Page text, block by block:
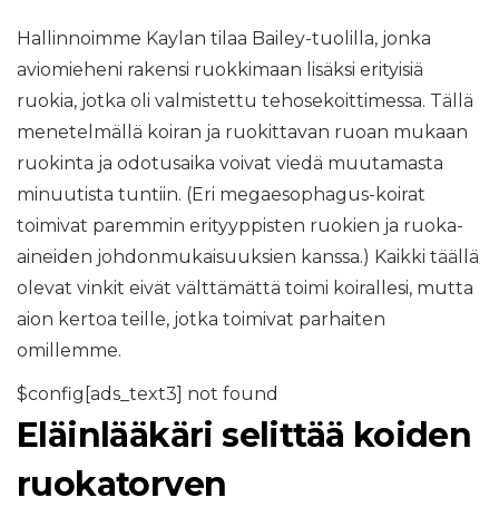
Hallinnoimme Kaylan tilaa Bailey-tuolilla, jonka
aviomieheni rakensi ruokkimaan lisäksi erityisiä
ruokia, jotka oli valmistettu tehosekoittimessa. Tällä
menetelmällä koiran ja ruokittavan ruoan mukaan
ruokinta ja odotusaika voivat viedä muutamasta
minuutista tuntiin. (Eri megaesophagus-koirat
toimivat paremmin erityyppisten ruokien ja ruoka-
aineiden johdonmukaisuuksien kanssa.) Kaikki täällä
olevat vinkit eivät välttämättä toimi koirallesi, mutta
aion kertoa teille, jotka toimivat parhaiten
omillemme.
$config[ads_text3] not found
Eläinlääkäri selittää koiden
ruokatorven